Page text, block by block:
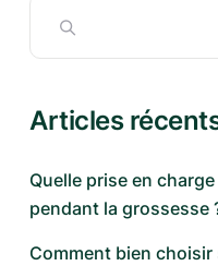
Articles
Quelle prise en
pendant la grossesse
Comment bien choisir